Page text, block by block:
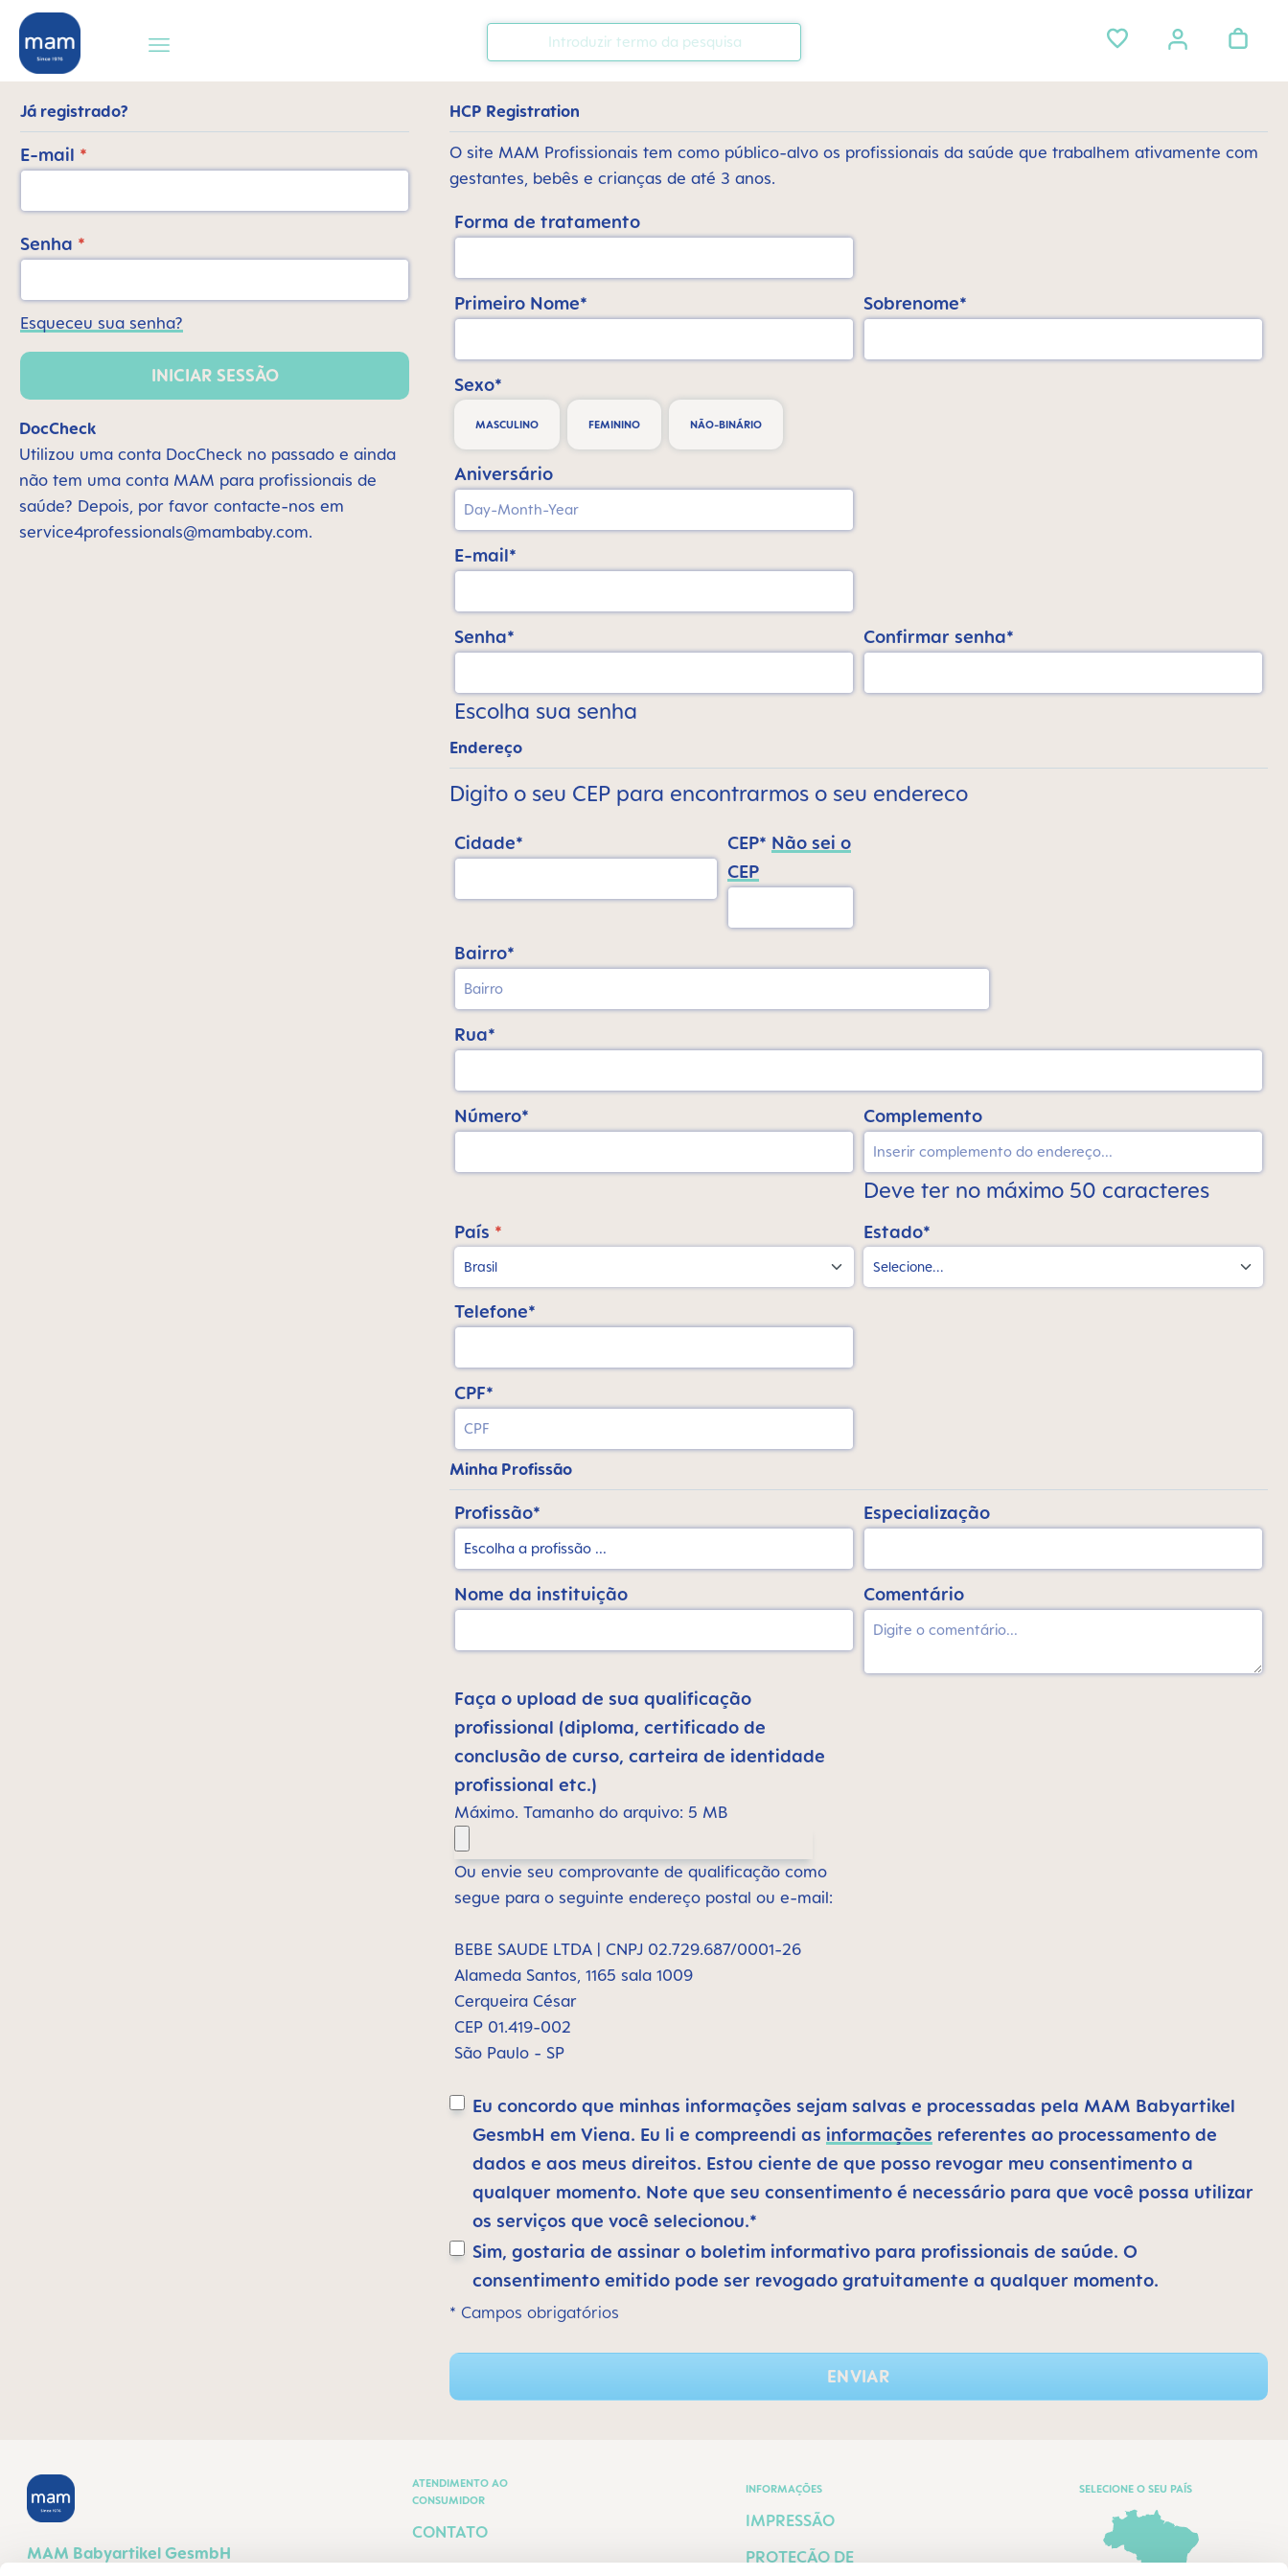
Já registrado?
E-mail *
Senha *
Esqueceu sua senha?
INICIAR SESSÃO
DocCheck
Utilizou uma conta DocCheck no passado e ainda
não tem uma conta MAM para profissionais de
saúde? Depois, por favor contacte-nos em
service4professionals@mambaby.com.
HCP Registration
O site MAM Profissionais tem como público-alvo os profissionais da saúde que trabalhem ativamente com
gestantes, bebês e crianças de até 3 anos.
Forma de tratamento
Primeiro Nome* Sobrenome*
Sexo*
MASCULINO FEMININO NÃO-BINÁRIO
Aniversário
E-mail*
Senha*
Escolha sua senha
Confirmar senha*
Endereço
Digito o seu CEP para encontrarmos o seu endereco
Cidade* CEP* Não sei o
CEP
Bairro*
Rua*
Número* Complemento
Deve ter no máximo 50 caracteres
País * Estado*
Telefone*
CPF*
Minha Profissão
Profissão* Especialização
Nome da instituição Comentário
Faça o upload de sua qualificação
profissional (diploma, certificado de
conclusão de curso, carteira de identidade
profissional etc.)
Máximo. Tamanho do arquivo: 5 MB
Ou envie seu comprovante de qualificação como
segue para o seguinte endereço postal ou e-mail:
BEBE SAUDE LTDA | CNPJ 02.729.687/0001-26
Alameda Santos, 1165 sala 1009
Cerqueira César
CEP 01.419-002
São Paulo - SP
Eu concordo que minhas informações sejam salvas e processadas pela MAM Babyartikel
GesmbH em Viena. Eu li e compreendi as informações referentes ao processamento de
dados e aos meus direitos. Estou ciente de que posso revogar meu consentimento a
qualquer momento. Note que seu consentimento é necessário para que você possa utilizar
os serviços que você selecionou.*
Sim, gostaria de assinar o boletim informativo para profissionais de saúde. O
consentimento emitido pode ser revogado gratuitamente a qualquer momento.
* Campos obrigatórios
ENVIAR
MAM Babyartikel GesmbH
ATENDIMENTO AO
CONSUMIDOR
CONTATO
TERMOS E
INFORMAÇÕES
IMPRESSÃO
PROTEÇÃO DE
SELECIONE O SEU PAÍS